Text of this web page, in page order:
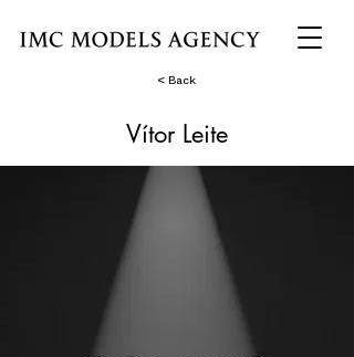
< Back
Vítor Leite